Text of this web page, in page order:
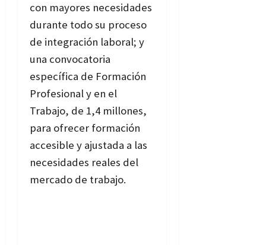
con mayores necesidades
durante todo su proceso
de integración laboral; y
una convocatoria
específica de Formación
Profesional y en el
Trabajo, de 1,4 millones,
para ofrecer formación
accesible y ajustada a las
necesidades reales del
mercado de trabajo.